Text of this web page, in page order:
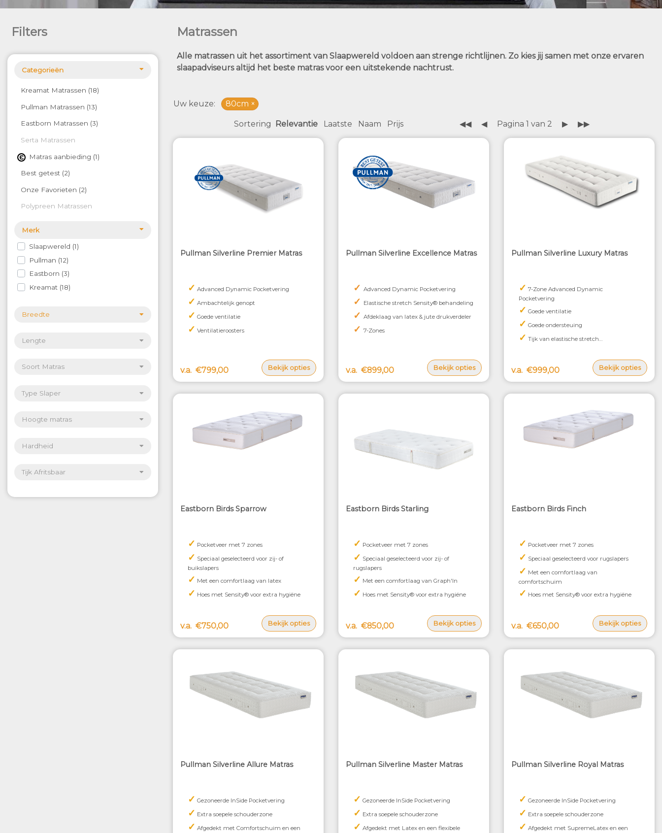
Filters
Categorieën
Kreamat Matrassen 18
Pullman Matrassen 13
Eastborn Matrassen 3
Serta Matrassen
Matras aanbieding 1
Best getest 2
Onze Favorieten 2
Polypreen Matrassen
Merk
Slaapwereld 1
Pullman 12
Eastborn 3
Kreamat 18
Breedte
Lengte
Soort Matras
Type Slaper
Hoogte matras
Hardheid
Tijk Afritsbaar
Matrassen
Alle matrassen uit het assortiment van Slaapwereld voldoen aan strenge richtlijnen. Zo kies jij samen met onze ervaren
slaapadviseurs altijd het beste matras voor een uitstekende nachtrust.
Uw keuze 80cm
Sortering Relevantie Laatste Naam Prijs ◀◀ ◀ Pagina 1 van 2 ▶ ▶▶
Pullman Silverline Premier Matras
✓ Advanced Dynamic Pocketvering
✓ Ambachtelijk genopt
✓ Goede ventilatie
✓ Ventilatieroosters
v.a. €799,00 Bekijk opties
Pullman Silverline Excellence Matras
✓ Advanced Dynamic Pocketvering
✓ Elastische stretch Sensity® behandeling
✓ Afdeklaag van latex & jute drukverdeler
✓ 7-Zones
v.a. €899,00 Bekijk opties
Pullman Silverline Luxury Matras
✓ 7-Zone Advanced Dynamic
Pocketvering
✓ Goede ventilatie
✓ Goede ondersteuing
✓ Tijk van elastische stretch
v.a. €999,00 Bekijk opties
Eastborn Birds Sparrow
✓ Pocketveer met 7 zones
✓ Speciaal geselecteerd voor zij- of
buikslapers
✓ Met een comfortlaag van latex
✓ Hoes met Sensity® voor extra hygiëne
v.a. €750,00 Bekijk opties
Eastborn Birds Starling
✓ Pocketveer met 7 zones
✓ Speciaal geselecteerd voor zij- of
rugslapers
✓ Met een comfortlaag van Graph'In
✓ Hoes met Sensity® voor extra hygiëne
v.a. €850,00 Bekijk opties
Eastborn Birds Finch
✓ Pocketveer met 7 zones
✓ Speciaal geselecteerd voor rugslapers
✓ Met een comfortlaag van
comfortschuim
✓ Hoes met Sensity® voor extra hygiëne
v.a. €650,00 Bekijk opties
Pullman Silverline Allure Matras
✓ Gezoneerde InSide Pocketvering
✓ Extra soepele schouderzone
✓ Afgedekt met Comfortschuim en een
Pullman Silverline Master Matras
✓ Gezoneerde InSide Pocketvering
✓ Extra soepele schouderzone
✓ Afgedekt met Latex en een flexibele
Pullman Silverline Royal Matras
✓ Gezoneerde InSide Pocketvering
✓ Extra soepele schouderzone
✓ Afgedekt met SupremeLatex en een